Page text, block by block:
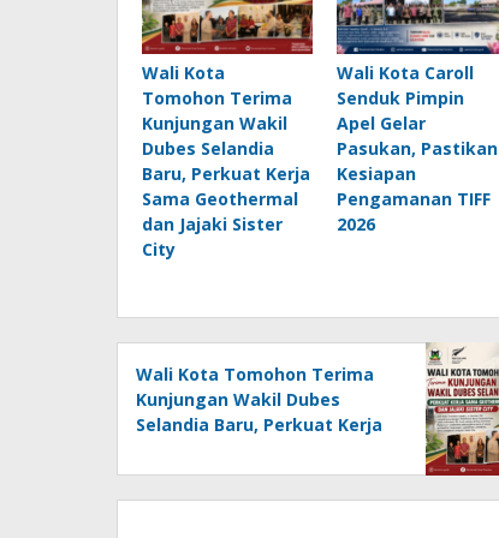
Wali Kota
Tomohon Terima
Kunjungan Wakil
Dubes Selandia
Baru, Perkuat Kerja
Sama Geothermal
dan Jajaki Sister
City
Wali Kota Caroll
Senduk Pimpin
Apel Gelar
Pasukan, Pastikan
Kesiapan
Pengamanan TIFF
2026
Wali Kota Tomohon Terima
Kunjungan Wakil Dubes
Selandia Baru, Perkuat Kerja
Sister City